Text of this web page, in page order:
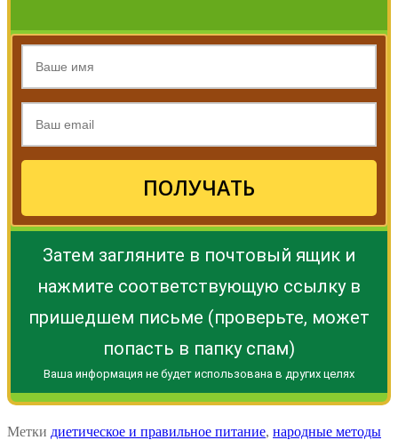
ПОЛУЧАТЬ
Затем загляните в почтовый ящик и
нажмите соответствующую ссылку в
пришедшем письме (проверьте, может
попасть в папку спам)
Ваша информация не будет использована в других целях
Метки диетическое и правильное питание, народные методы